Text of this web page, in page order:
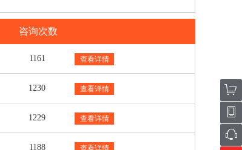
咨询次数
1161 查看详情
1230 查看详情
1229 查看详情
1188 查看详情